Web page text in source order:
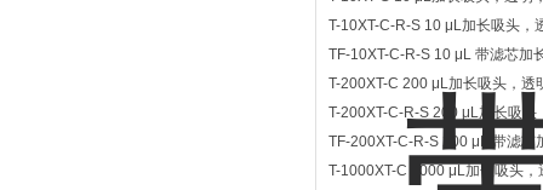
T-10XT-C-R-S 10 μL加长吸头
TF-10XT-C-R-S 10 μL 带滤芯加
T-200XT-C 200 μL加长吸头，
T-200XT-C-R-S 200 μL加长吸
TF-200XT-C-R-S 200 μL 带滤
T-1000XT-C 1000 μL加长吸头